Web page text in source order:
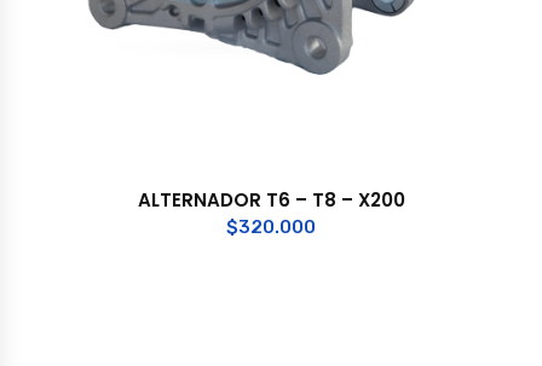
ALTERNADOR T6 – T8 – X200
$320.000